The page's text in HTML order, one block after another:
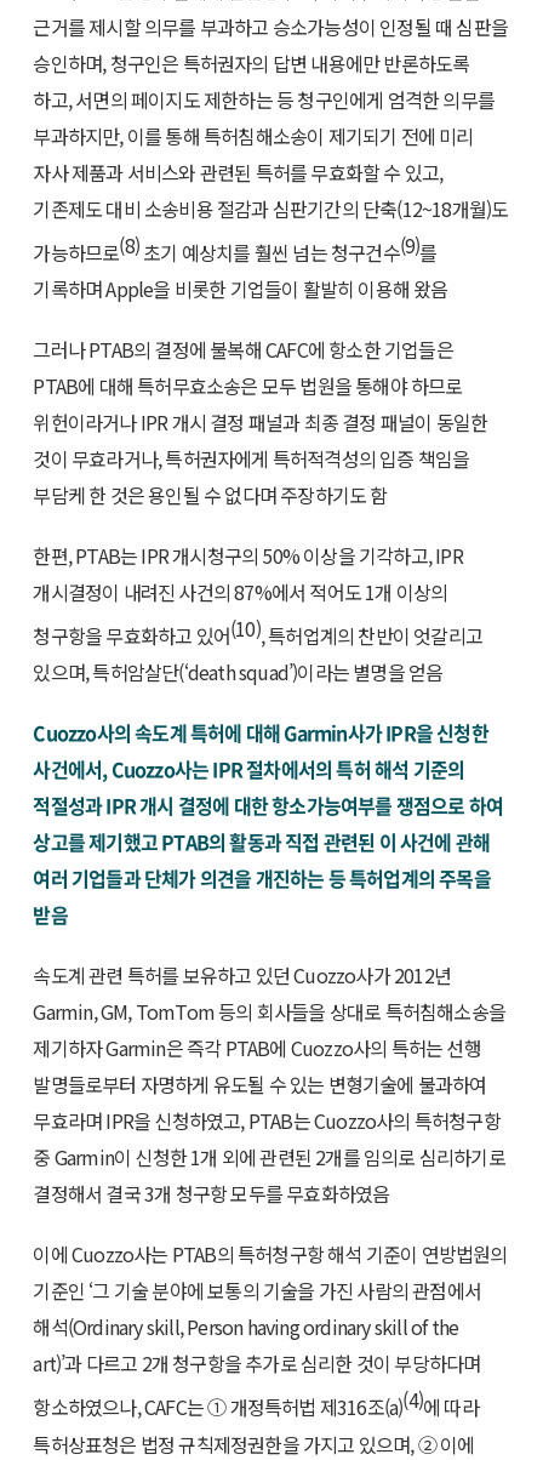
근거를 제시할 의무를 부과하고 승소가능성이 인정될 때 심판을
승인하며, 청구인은 특허권자의 답변 내용에만 반론하도록
하고, 서면의 페이지도 제한하는 등 청구인에게 엄격한 의무를
부과하지만, 이를 통해 특허침해소송이 제기되기 전에 미리
자사 제품과 서비스와 관련된 특허를 무효화할 수 있고,
기존제도 대비 소송비용 절감과 심판기간의 단축(12~18개월)도
가능하므로(8)초기 예상치를 훨씬 넘는 청구건수(9)를
기록하며 Apple을 비롯한 기업들이 활발히 이용해 왔음
그러나 PTAB의 결정에 불복해 CAFC에 항소한 기업들은
PTAB에 대해 특허무효소송은 모두 법원을 통해야 하므로
위헌이라거나 IPR 개시 결정 패널과 최종 결정 패널이 동일한
것이 무효라거나, 특허권자에게 특허적격성의 입증 책임을
부담케 한 것은 용인될 수 없다며 주장하기도 함
한편, PTAB는 IPR 개시청구의 50% 이상을 기각하고, IPR
개시결정이 내려진 사건의 87%에서 적어도 1개 이상의
청구항을 무효화하고 있어(10), 특허업계의 찬반이 엇갈리고
있으며, 특허암살단(‘death squad’)이라는 별명을 얻음
Cuozzo사의 속도계 특허에 대해 Garmin사가 IPR을 신청한
사건에서, Cuozzo사는 IPR 절차에서의 특허 해석 기준의
적절성과 IPR 개시 결정에 대한 항소가능여부를 쟁점으로 하여
상고를 제기했고 PTAB의 활동과 직접 관련된 이 사건에 관해
여러 기업들과 단체가 의견을 개진하는 등 특허업계의 주목을
받음
속도계 관련 특허를 보유하고 있던 Cuozzo사가 2012년
Garmin, GM, TomTom 등의 회사들을 상대로 특허침해소송을
제기하자 Garmin은 즉각 PTAB에 Cuozzo사의 특허는 선행
발명들로부터 자명하게 유도될 수 있는 변형기술에 불과하여
무효라며 IPR을 신청하였고, PTAB는 Cuozzo사의 특허청구항
중 Garmin이 신청한 1개 외에 관련된 2개를 임의로 심리하기로
결정해서 결국 3개 청구항 모두를 무효화하였음
이에 Cuozzo사는 PTAB의 특허청구항 해석 기준이 연방법원의
기준인 ‘그 기술 분야에 보통의 기술을 가진 사람의 관점에서
해석(Ordinary skill, Person having ordinary skill of the
art)’과 다르고 2개 청구항을 추가로 심리한 것이 부당하다며
항소하였으나, CAFC는 ① 개정특허법 제316조(a)(4)에 따라
특허상표청은 법정 규칙제정권한을 가지고 있으며, ② 이에